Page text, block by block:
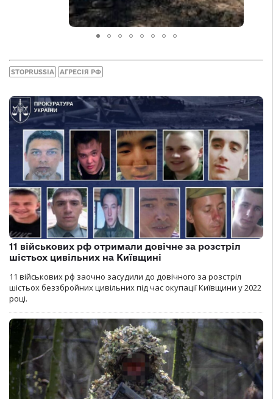
STOPRUSSIA АГРЕСІЯ РФ
11 військових рф отримали довічне за розстріл
шістьох цивільних на Київщині
11 військових рф заочно засудили до довічного за розстріл
шістьох беззбройних цивільних під час окупації Київщини у 2022
році.